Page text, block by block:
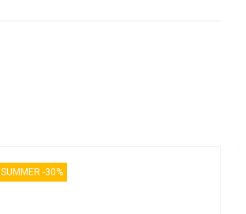
SUMMER -30%